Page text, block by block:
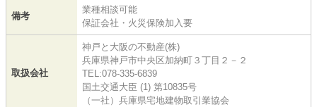
備考
業種相談可能
保証会社・火災保険加入要
取扱会社
神戸と大阪の不動産(株)
兵庫県神戸市中央区加納町３丁目２－２
TEL:078-335-6839
国土交通大臣 (1) 第10835号
（一社）兵庫県宅地建物取引業協会